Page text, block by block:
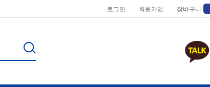
로그인 회원가입 장바구니